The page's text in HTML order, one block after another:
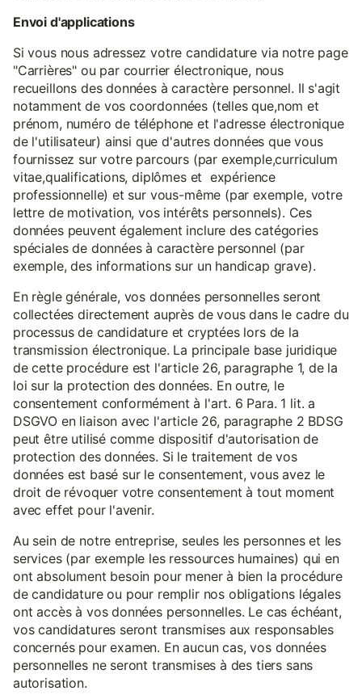
Envoi d'applications
Si vous nous adressez votre candidature via notre page
"Carrières" ou par courrier électronique, nous
recueillons des données à caractère personnel. Il s'agit
notamment de vos coordonnées (telles que,nom et
prénom, numéro de téléphone et l'adresse électronique
de l'utilisateur) ainsi que d'autres données que vous
fournissez sur votre parcours (par exemple,curriculum
vitae,qualifications, diplômes et expérience
professionnelle) et sur vous-même (par exemple, votre
lettre de motivation, vos intérêts personnels). Ces
données peuvent également inclure des catégories
spéciales de données à caractère personnel (par
exemple, des informations sur un handicap grave).
En règle générale, vos données personnelles seront
collectées directement auprès de vous dans le cadre du
processus de candidature et cryptées lors de la
transmission électronique. La principale base juridique
de cette procédure est l'article 26, paragraphe 1, de la
loi sur la protection des données. En outre, le
consentement conformément à l'art. 6 Para. 1 lit. a
DSGVO en liaison avec l'article 26, paragraphe 2 BDSG
peut être utilisé comme dispositif d'autorisation de
protection des données. Si le traitement de vos
données est basé sur le consentement, vous avez le
droit de révoquer votre consentement à tout moment
avec effet pour l'avenir.
Au sein de notre entreprise, seules les personnes et les
services (par exemple les ressources humaines) qui en
ont absolument besoin pour mener à bien la procédure
de candidature ou pour remplir nos obligations légales
ont accès à vos données personnelles. Le cas échéant,
vos candidatures seront transmises aux responsables
concernés pour examen. En aucun cas, vos données
personnelles ne seront transmises à des tiers sans
autorisation.